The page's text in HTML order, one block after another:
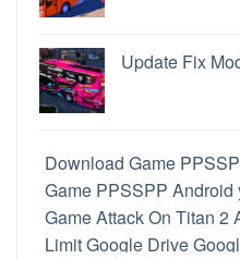
Update Fix
Download Game
Game PPSSPP Android
Game Attack On Titan 2
Limit Google Drive